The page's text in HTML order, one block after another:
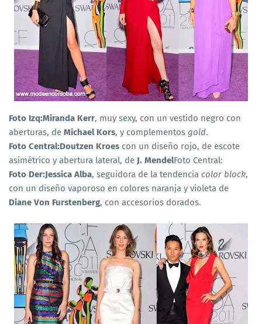
Foto Izq:Miranda Kerr, muy sexy, con un vestido negro con
aberturas, de Michael Kors, y complementos gold.
Foto Central:Doutzen Kroes con un diseño rojo, de escote
asimétrico y abertura lateral, de J. MendelFoto Central:
Foto Der:Jessica Alba, seguidora de la tendencia color block,
con un diseño vaporoso en colores naranja y violeta de
Diane Von Furstenberg, con accesorios dorados.